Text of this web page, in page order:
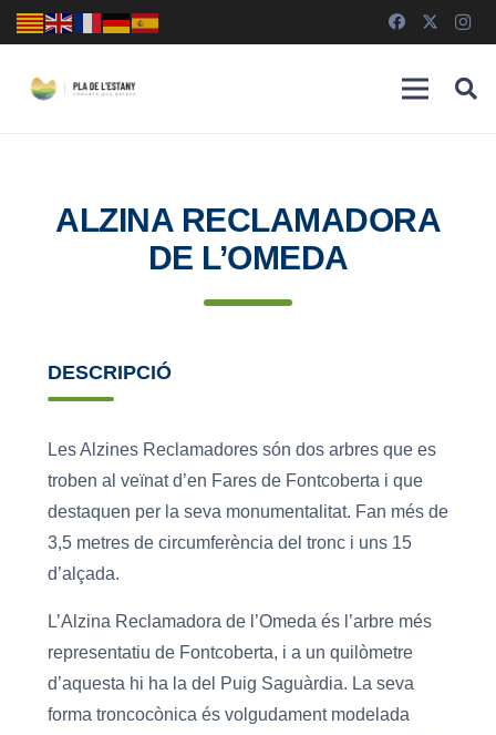
ALZINA RECLAMADORA
DE L’OMEDA
DESCRIPCIÓ
Les Alzines Reclamadores són dos arbres que es
troben al veïnat d’en Fares de Fontcoberta i que
destaquen per la seva monumentalitat. Fan més de
3,5 metres de circumferència del tronc i uns 15
d’alçada.
L’Alzina Reclamadora de l’Omeda és l’arbre més
representatiu de Fontcoberta, i a un quilòmetre
d’aquesta hi ha la del Puig Saguàrdia. La seva
forma troncocònica és volgudament modelada